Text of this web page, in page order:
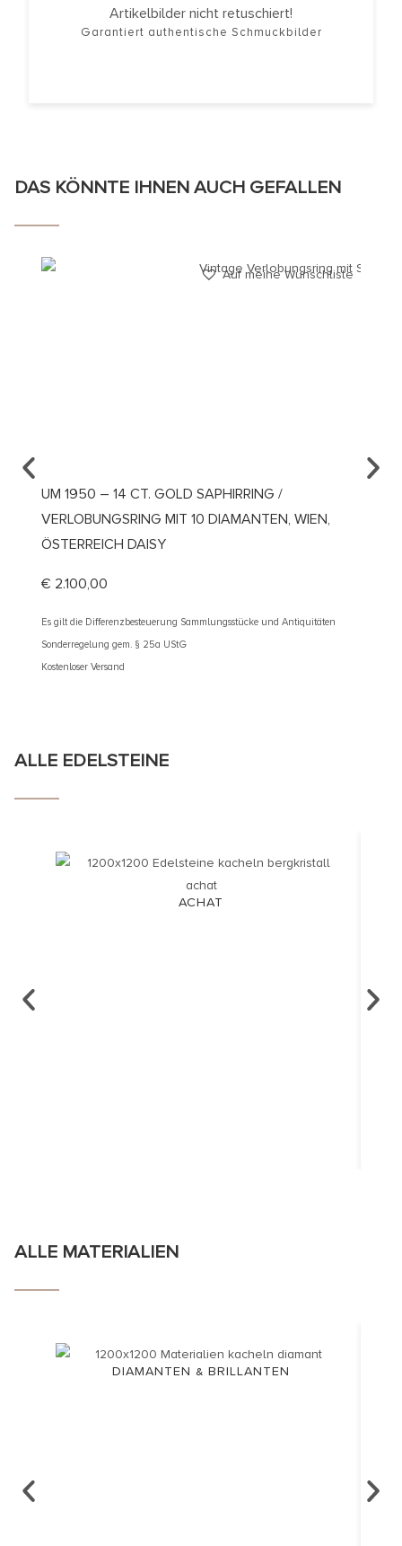
Artikelbilder nicht retuschiert!
Garantiert authentische Schmuckbilder
DAS KÖNNTE IHNEN AUCH GEFALLEN
Auf meine Wunschliste
UM 1950 – 14 CT. GOLD SAPHIRRING /
VERLOBUNGSRING MIT 10 DIAMANTEN, WIEN,
ÖSTERREICH DAISY
€ 2.100,00
Es gilt die Differenzbesteuerung Sammlungsstücke und Antiquitäten
Sonderregelung gem. § 25a UStG
Kostenloser Versand
ALLE EDELSTEINE
ACHAT
ALLE MATERIALIEN
DIAMANTEN & BRILLANTEN